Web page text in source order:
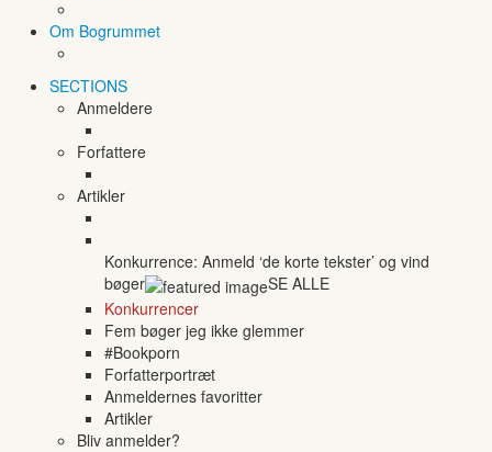
Om Bogrummet
SECTIONS
Anmeldere
Forfattere
Artikler
Konkurrence: Anmeld ‘de korte tekster’ og vind
bøger
SE ALLE
Konkurrencer
Fem bøger jeg ikke glemmer
#Bookporn
Forfatterportræt
Anmeldernes favoritter
Artikler
Bliv anmelder?